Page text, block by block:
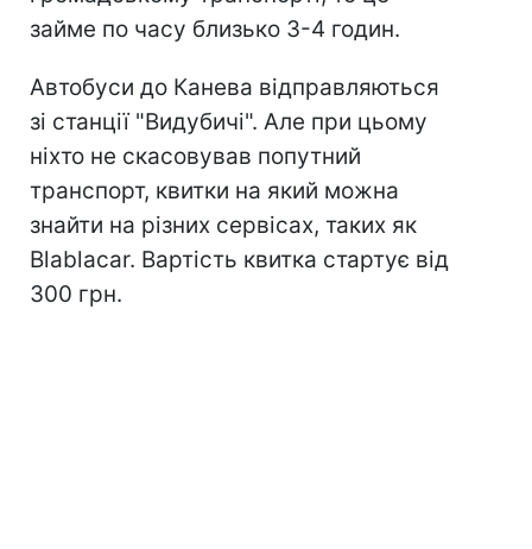
займе по часу близько 3-4 годин.
Автобуси до Канева відправляються
зі станції "Видубичі". Але при цьому
ніхто не скасовував попутний
транспорт, квитки на який можна
знайти на різних сервісах, таких як
Blablacar. Вартість квитка стартує від
300 грн.